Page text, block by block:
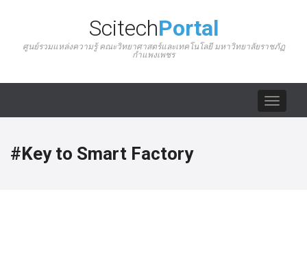
ScitechPortal
ศูนย์รวมแหล่งความรู้ คณะวิทยาศาสตร์และเทคโนโลยี มหาวิทยาลัยราชภัฏ
กำแพงเพชร
Toggle
#Key to Smart Factory